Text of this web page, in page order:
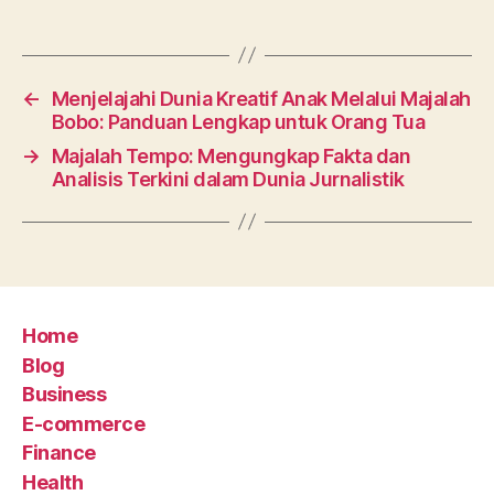
←
Menjelajahi Dunia Kreatif Anak Melalui Majalah
Bobo: Panduan Lengkap untuk Orang Tua
→
Majalah Tempo: Mengungkap Fakta dan
Analisis Terkini dalam Dunia Jurnalistik
Home
Blog
Business
E-commerce
Finance
Health